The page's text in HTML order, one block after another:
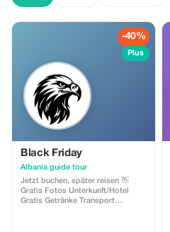
-40%
Plus
Black Friday
Albania guide tour
Jetzt buchen, später reisen 👋
Gratis Fotos Unterkunft/Hotel
Gratis Getränke Transport